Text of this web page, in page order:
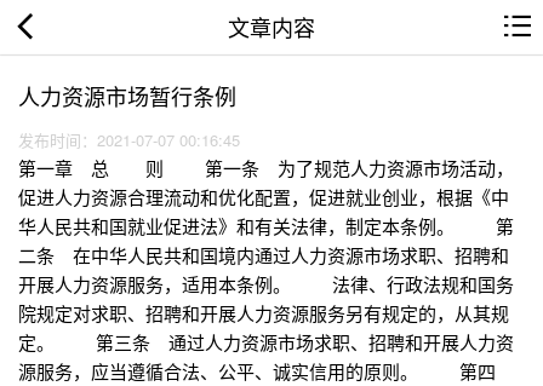
文章内容
人力资源市场暂行条例
发布时间：2021-07-07 00:16:45
第一章 总 则 第一条 为了规范人力资源市场活动，
促进人力资源合理流动和优化配置，促进就业创业，根据《中
华人民共和国就业促进法》和有关法律，制定本条例。 第
二条 在中华人民共和国境内通过人力资源市场求职、招聘和
开展人力资源服务，适用本条例。 法律、行政法规和国务
院规定对求职、招聘和开展人力资源服务另有规定的，从其规
定。 第三条 通过人力资源市场求职、招聘和开展人力资
源服务，应当遵循合法、公平、诚实信用的原则。 第四